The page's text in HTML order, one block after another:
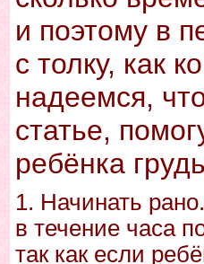
и поэтому в
с толку, как
надеемся,
статье,
ребёнка
1. Начинать
в течение часа
так как если